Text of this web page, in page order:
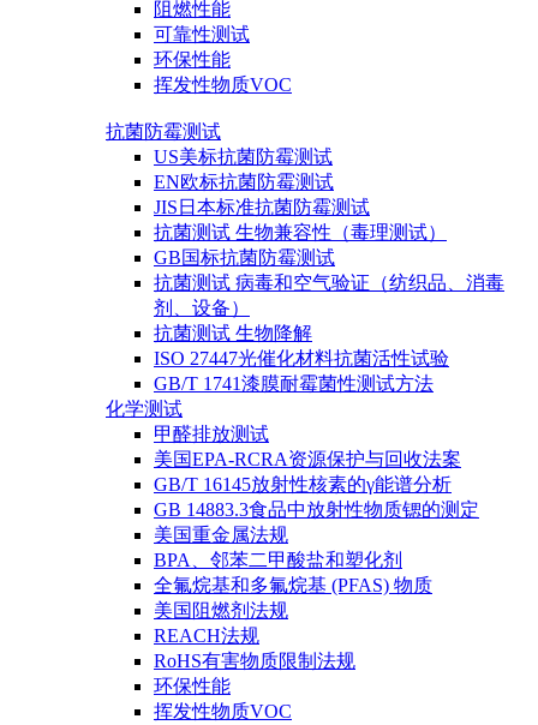
阻燃性能
可靠性测试
环保性能
挥发性物质VOC
抗菌防霉测试
US美标抗菌防霉测试
EN欧标抗菌防霉测试
JIS日本标准抗菌防霉测试
抗菌测试 生物兼容性（毒理测试）
GB国标抗菌防霉测试
抗菌测试 病毒和空气验证（纺织品、消毒
剂、设备）
抗菌测试 生物降解
ISO 27447光催化材料抗菌活性试验
GB/T 1741漆膜耐霉菌性测试方法
化学测试
甲醛排放测试
美国EPA-RCRA资源保护与回收法案
GB/T 16145放射性核素的γ能谱分析
GB 14883.3食品中放射性物质锶的测定
美国重金属法规
BPA、邻苯二甲酸盐和塑化剂
全氟烷基和多氟烷基 (PFAS) 物质
美国阻燃剂法规
REACH法规
RoHS有害物质限制法规
环保性能
挥发性物质VOC